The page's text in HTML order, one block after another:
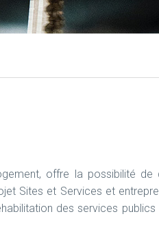
offre la possibilité de
Sites et Services et
des services